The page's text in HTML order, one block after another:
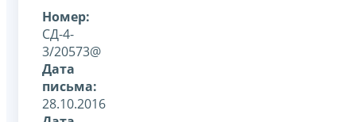
Номер:
СД-4-
3/20573@
Дата
письма:
28.10.2016